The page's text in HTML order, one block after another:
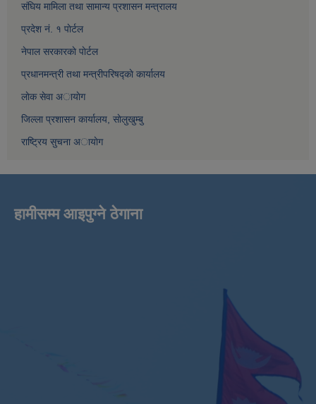
संघिय मामिला तथा सामान्य प्रशासन मन्त्रालय
प्रदेश नं. १ पाेर्टल
नेपाल सरकारकाे पाेर्टल
प्रधानमन्त्री तथा मन्त्रीपरिषद्काे कार्यालय
लाेक सेवा अायाेग
जिल्ला प्रशासन कार्यालय, साेलुखुम्बु
राष्ट्रिय सुचना अायाेग
हामीसम्म आइपुग्ने ठेगाना